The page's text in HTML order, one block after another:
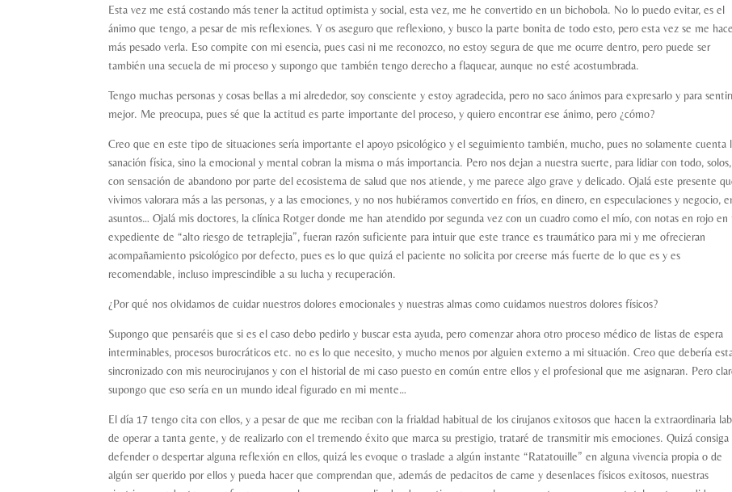
Esta vez me está costando más tener la actitud optimista y social, esta vez, me he convertido en un bichobola. No lo puedo evitar, es el
ánimo que tengo, a pesar de mis reflexiones. Y os aseguro que reflexiono, y busco la parte bonita de todo esto, pero esta vez se me hace
más pesado verla. Eso compite con mi esencia, pues casi ni me reconozco, no estoy segura de que me ocurre dentro, pero puede ser
también una secuela de mi proceso y supongo que también tengo derecho a flaquear, aunque no esté acostumbrada.
Tengo muchas personas y cosas bellas a mi alrededor, soy consciente y estoy agradecida, pero no saco ánimos para expresarlo y para
mejor. Me preocupa, pues sé que la actitud es parte importante del proceso, y quiero encontrar ese ánimo, pero ¿cómo?
Creo que en este tipo de situaciones sería importante el apoyo psicológico y el seguimiento también, mucho, pues no solamente cuenta
sanación física, sino la emocional y mental cobran la misma o más importancia. Pero nos dejan a nuestra suerte, para lidiar con todo,
con sensación de abandono por parte del ecosistema de salud que nos atiende, y me parece algo grave y delicado. Ojalá este presente
vivimos valorara más a las personas, y a las emociones, y no nos hubiéramos convertido en fríos, en dinero, en especulaciones y negocio,
asuntos… Ojalá mis doctores, la clínica Rotger donde me han atendido por segunda vez con un cuadro como el mío, con notas en rojo en
expediente de “alto riesgo de tetraplejia”, fueran razón suficiente para intuir que este trance es traumático para mi y me ofrecieran
acompañamiento psicológico por defecto, pues es lo que quizá el paciente no solicita por creerse más fuerte de lo que es y es
recomendable, incluso imprescindible a su lucha y recuperación.
¿Por qué nos olvidamos de cuidar nuestros dolores emocionales y nuestras almas como cuidamos nuestros dolores físicos?
Supongo que pensaréis que si es el caso debo pedirlo y buscar esta ayuda, pero comenzar ahora otro proceso médico de listas de espera
interminables, procesos burocráticos etc. no es lo que necesito, y mucho menos por alguien externo a mi situación. Creo que debería
sincronizado con mis neurocirujanos y con el historial de mi caso puesto en común entre ellos y el profesional que me asignaran. Pero
supongo que eso sería en un mundo ideal figurado en mi mente…
El día 17 tengo cita con ellos, y a pesar de que me reciban con la frialdad habitual de los cirujanos exitosos que hacen la extraordinaria
de operar a tanta gente, y de realizarlo con el tremendo éxito que marca su prestigio, trataré de transmitir mis emociones. Quizá consiga
defender o despertar alguna reflexión en ellos, quizá les evoque o traslade a algún instante “Ratatouille” en alguna vivencia propia o de
algún ser querido por ellos y pueda hacer que comprendan que, además de pedacitos de carne y desenlaces físicos exitosos, nuestras